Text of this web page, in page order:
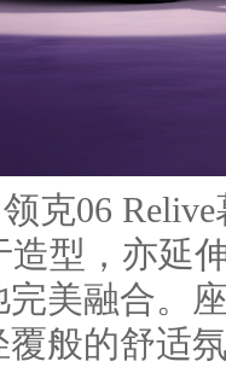
领克06
型，亦延
美融合。
般的舒适